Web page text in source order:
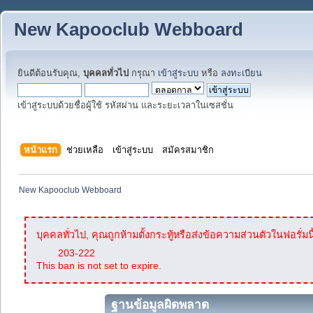
New Kapooclub Webboard
ยินดีต้อนรับคุณ, บุคคลทั่วไป กรุณา เข้าสู่ระบบ หรือ ลงทะเบียน
เข้าสู่ระบบด้วยชื่อผู้ใช้ รหัสผ่าน และระยะเวลาในเซสชั่น
หน้าแรก ช่วยเหลือ เข้าสู่ระบบ สมัครสมาชิก
New Kapooclub Webboard
บุคคลทั่วไป, คุณถูกห้ามตั้งกระทู้หรือส่งข้อความส่วนตัวในฟอรั่ม
203-222
This ban is not set to expire.
ฐานข้อมูลผิดพลาด